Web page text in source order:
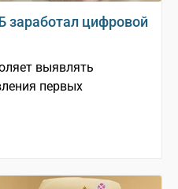
цифровой
выявлять
первых